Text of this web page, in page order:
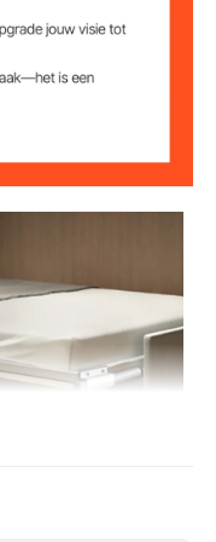
20 mm